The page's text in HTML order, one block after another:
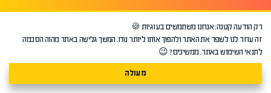
קורס ייעוץ משכנתאות
קורס מזכירות בכירה וניהול לשכה
שימושי
רק הודעה קטנה: אנחנו משתמשים בעוגיות 🍪
זה עוזר לנו לשפר את האתר ולהפוך אותו ליותר נוח. המשך גלישה באתר מהוה הסכמה
לתנאי השימוש באתר. ממשיכים? 😉
מעולה